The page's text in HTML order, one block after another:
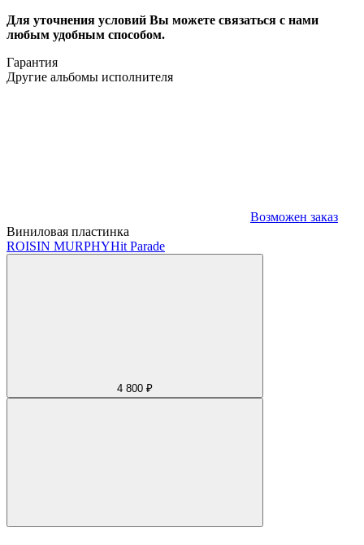
Для уточнения условий Вы можете связаться с нами
любым удобным способом.
Гарантия
Другие альбомы исполнителя
Возможен заказ
Виниловая пластинка
ROISIN MURPHYHit Parade
4 800 ₽